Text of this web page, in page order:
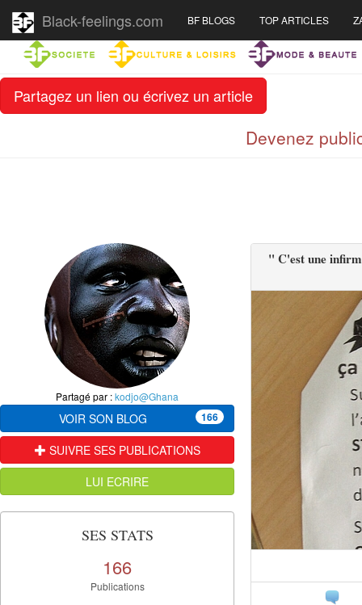
Partagez un lien ou écrivez un article
Black-feelings.com BF BLOGS TOP ARTICLES
Devenez
" C'est une
Partagé par :kodjo@Ghana
VOIR SON BLOG 166
SUIVRE SES PUBLICATIONS
LUI ECRIRE
SES STATS
166
Publications